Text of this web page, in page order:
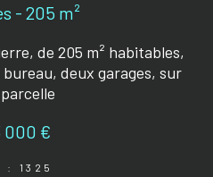
- 205 m²
de 205 m² habitables,
deux garages, sur
000 €
: 1325